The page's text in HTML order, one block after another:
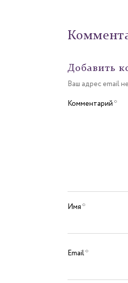
Добавить
Ваш адрес email
Комментарий *
Имя *
Email*